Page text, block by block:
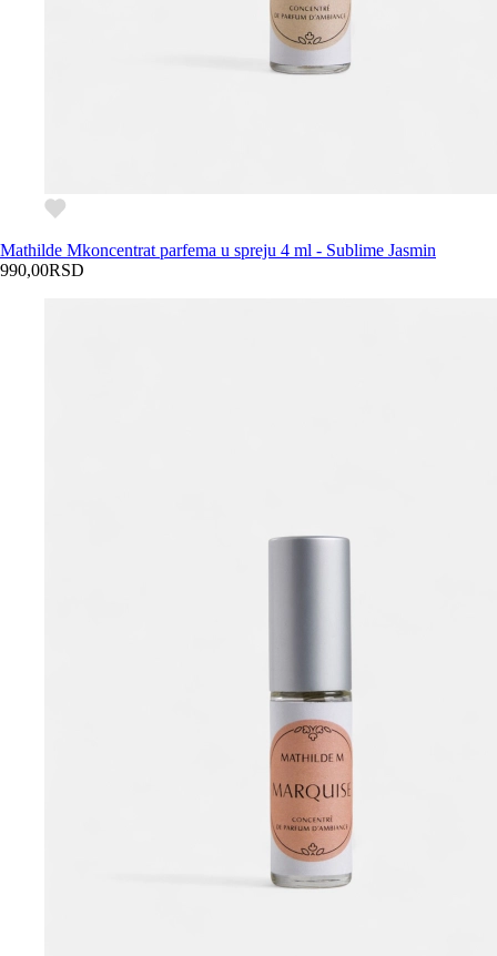
Mathilde Mkoncentrat parfema u spreju 4 ml - Sublime Jasmin
990,00RSD